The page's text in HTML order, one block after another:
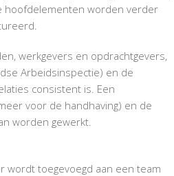
hoofdelementen worden verder
werkgevers en opdrachtgevers,
Arbeidsinspectie) en de
consistent is. Een
voor de handhaving) en de
worden gewerkt.
wordt toegevoegd aan een team